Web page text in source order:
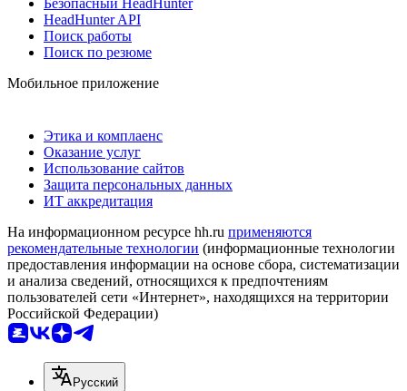
HeadHunter API
Поиск работы
Поиск по резюме
Мобильное приложение
Этика и комплаенс
Оказание услуг
Использование сайтов
Защита персональных данных
ИТ аккредитация
На информационном ресурсе hh.ru применяются
рекомендательные технологии (информационные технологии
предоставления информации на основе сбора, систематизации
и анализа сведений, относящихся к предпочтениям
пользователей сети «Интернет», находящихся на территории
Российской Федерации)
Русский